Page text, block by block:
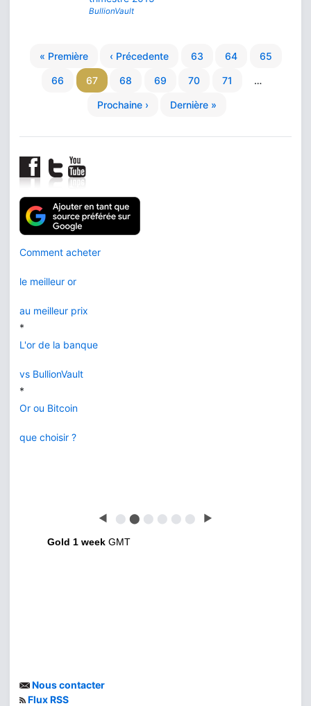
BullionVault
« Première ‹ Précedente 63 64 65
66 67 68 69 70 71 …
Prochaine › Dernière »
Comment acheter
le meilleur or
au meilleur prix
*
L'or de la banque
vs BullionVault
*
Or ou Bitcoin
que choisir ?
◀ ⬤ ⬤ ⬤ ⬤ ⬤ ⬤ ▶
Gold 1 week GMT
Nous contacter
Flux RSS